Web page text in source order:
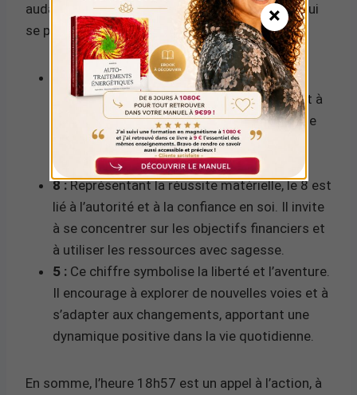
audacieuses et à embrasser les opportunités qui
se présentent.
Ce chiffre incarne l’individualité et la
détermination. Il pousse à se démarquer et à
prendre des initiatives, renforçant l’idée que
chaque individu a le pouvoir de créer son
propre chemin.
8 :Représentant la réussite matérielle, le 8 est
lié à l’autorité et à la confiance en soi. Il invite
à se concentrer sur les objectifs financiers et
à utiliser les ressources avec sagesse.
5 : Ce chiffre symbolise la liberté et l’aventure.
Il encourage à explorer de nouvelles voies et à
s’adapter aux changements, apportant une
dynamique positive dans la vie quotidienne.
En somme, l’heure 18h57 est un appel à l’action, à
×